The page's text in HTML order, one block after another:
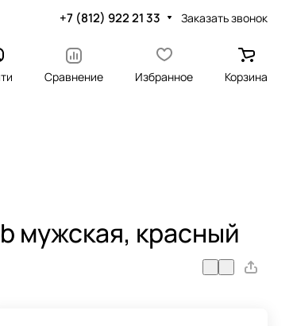
+7 (812) 922 21 33 Заказать звонок
Сравнение Избранное Корзина
мужская, красный